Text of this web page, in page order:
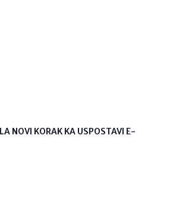
NOVI KORAK KA USPOSTAVI E-